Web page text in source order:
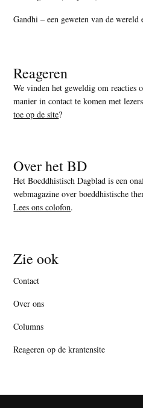
Gandhi – een geweten van de
Reageren
We vinden het geweldig om reacties
manier in contact te komen met
toe op de site?
Over het BD
Het Boeddhistisch Dagblad is een
webmagazine over boeddhistische
Lees ons colofon.
Zie ook
Contact
Over ons
Columns
Reageren op de krantensite